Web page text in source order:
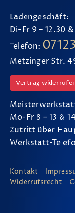
Ladengeschäft:
Di-Fr 9 – 12.30
Telefon:
Metzinger Str.
Vertrag widerrufen
Mo-Fr 8 – 13 &
Zutritt über
Werkstatt-
Kontakt
Widerrufsrecht